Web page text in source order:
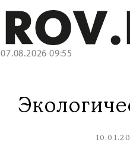
07.08.2026 09:55